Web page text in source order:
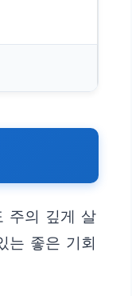
주의 깊게 살
는 좋은 기회